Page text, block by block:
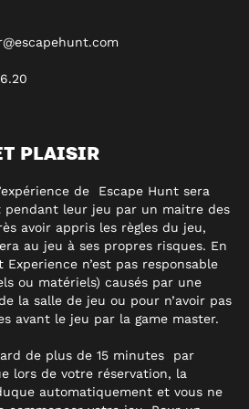
PLAISIR
de Escape Hunt sera
pendant leur jeu par un maitre des
avoir appris les règles du jeu,
au jeu à ses propres risques. En
n’est pas responsable
ou matériels) causés par une
la salle de jeu ou pour n’avoir pas
avant le jeu par la game master.
de plus de 15 minutes par
lors de votre réservation, la
automatiquement et vous ne